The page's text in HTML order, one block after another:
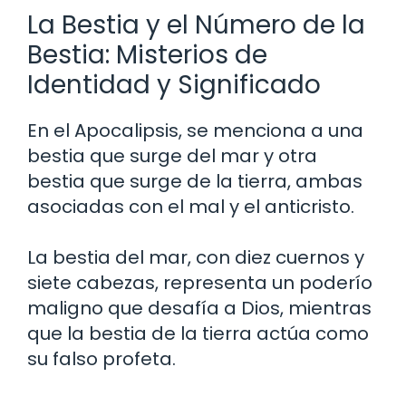
La Bestia y el Número de la
Bestia: Misterios de
Identidad y Significado
En el Apocalipsis, se menciona a una
bestia que surge del mar y otra
bestia que surge de la tierra, ambas
asociadas con el mal y el anticristo.
La bestia del mar, con diez cuernos y
siete cabezas, representa un poderío
maligno que desafía a Dios, mientras
que la bestia de la tierra actúa como
su falso profeta.